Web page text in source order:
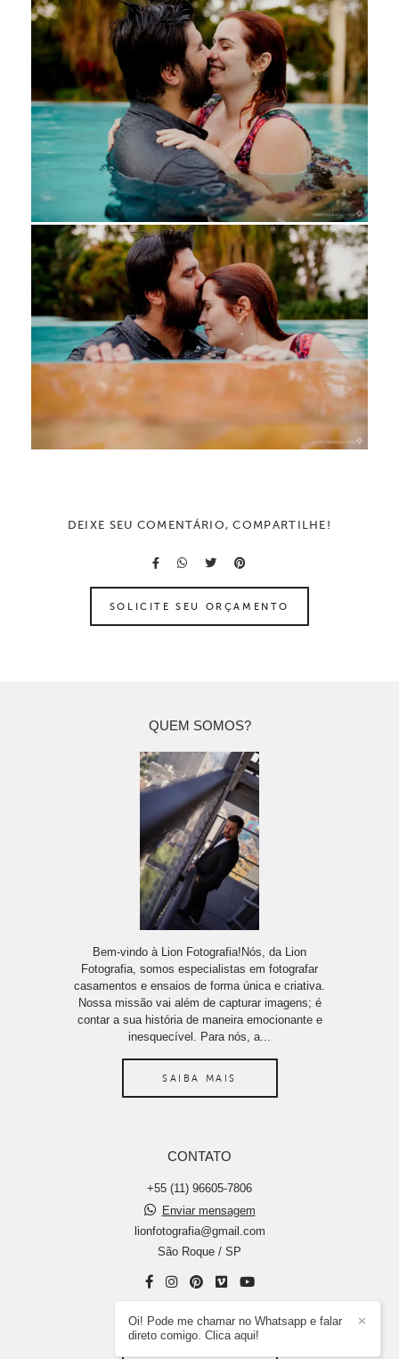
DEIXE SEU COMENTÁRIO, COMPARTILHE!
SOLICITE SEU ORÇAMENTO
QUEM SOMOS?
Bem-vindo à Lion Fotografia!Nós, da Lion
Fotografia, somos especialistas em fotografar
casamentos e ensaios de forma única e criativa.
Nossa missão vai além de capturar imagens; é
contar a sua história de maneira emocionante e
inesquecível. Para nós, a...
SAIBA MAIS
CONTATO
+55 (11) 96605-7806
Enviar mensagem
lionfotografia@gmail.com
São Roque / SP
CONTATO
✕
Oi! Pode me chamar no Whatsapp e falar
direto comigo. Clica aqui!